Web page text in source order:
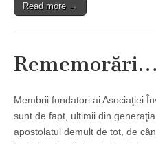
Read more →
Membrii fondatori ai Asociaţiei
sunt de fapt, ultimii din
apostolatul demult de tot, de